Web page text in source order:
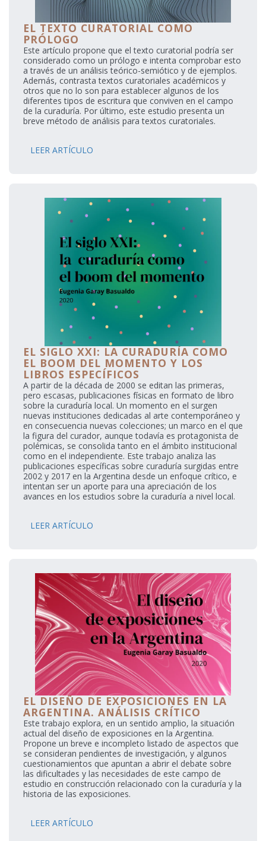
EL TEXTO CURATORIAL COMO
PRÓLOGO
Este artículo propone que el texto curatorial podría ser
considerado como un prólogo e intenta comprobar esto
a través de un análisis teórico-semiótico y de ejemplos.
Además, contrasta textos curatoriales académicos y
otros que no lo son para establecer algunos de los
diferentes tipos de escritura que conviven en el campo
de la curaduría. Por último, este estudio presenta un
breve método de análisis para textos curatoriales.
LEER ARTÍCULO
EL SIGLO XXI: LA CURADURÍA COMO
EL BOOM DEL MOMENTO Y LOS
LIBROS ESPECÍFICOS
A partir de la década de 2000 se editan las primeras,
pero escasas, publicaciones físicas en formato de libro
sobre la curaduría local. Un momento en el surgen
nuevas instituciones dedicadas al arte contemporáneo y
en consecuencia nuevas colecciones; un marco en el que
la figura del curador, aunque todavía es protagonista de
polémicas, se consolida tanto en el ámbito institucional
como en el independiente. Este trabajo analiza las
publicaciones específicas sobre curaduría surgidas entre
2002 y 2017 en la Argentina desde un enfoque crítico, e
intentan ser un aporte para una apreciación de los
avances en los estudios sobre la curaduría a nivel local.
LEER ARTÍCULO
EL DISEÑO DE EXPOSICIONES EN LA
ARGENTINA. ANÁLISIS CRÍTICO
Este trabajo explora, en un sentido amplio, la situación
actual del diseño de exposiciones en la Argentina.
Propone un breve e incompleto listado de aspectos que
se consideran pendientes de investigación, y algunos
cuestionamientos que apuntan a abrir el debate sobre
las dificultades y las necesidades de este campo de
estudio en construcción relacionado con la curaduría y la
historia de las exposiciones.
LEER ARTÍCULO